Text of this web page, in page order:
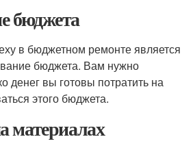
бюджета
в бюджетном ремонте является
бюджета. Вам нужно
денег вы готовы потратить на
этого бюджета.
материалах